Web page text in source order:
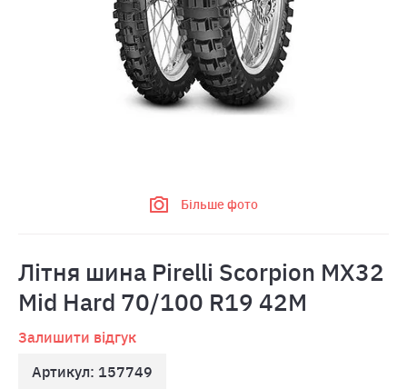
Більше фото
Лiтня шина Pirelli Scorpion MX32
Mid Hard 70/100 R19 42M
Залишити відгук
Артикул: 157749